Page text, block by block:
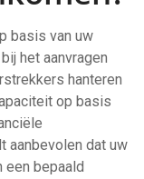
basis van uw
het aanvragen
hanteren
op basis
aanbevolen dat uw
een bepaald